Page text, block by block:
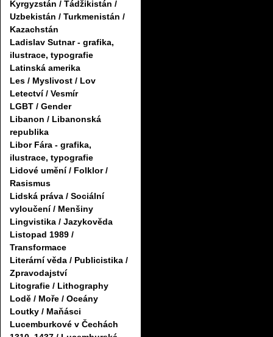
Kyrgyzstán / Tádžikistán /
Uzbekistán / Turkmenistán /
Kazachstán
Ladislav Sutnar - grafika,
ilustrace, typografie
Latinská amerika
Les / Myslivost / Lov
Letectví / Vesmír
LGBT / Gender
Libanon / Libanonská
republika
Libor Fára - grafika,
ilustrace, typografie
Lidové umění / Folklor /
Rasismus
Lidská práva / Sociální
vyloučení / Menšiny
Lingvistika / Jazykověda
Listopad 1989 /
Transformace
Literární věda / Publicistika /
Zpravodajství
Litografie / Lithography
Lodě / Moře / Oceány
Loutky / Maňásci
Lucemburkové v Čechách